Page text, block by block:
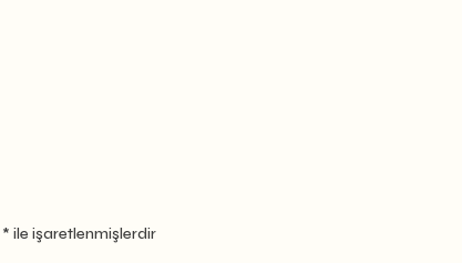
* ile işaretlenmişlerdir